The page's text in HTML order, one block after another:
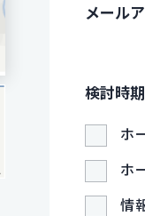
メール
検討時
ホ
ホ
情